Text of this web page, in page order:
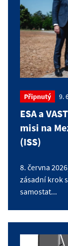
Připnutý 9.
ESA a
misi na
(ISS)
8. června
zásadní krok
samostat...